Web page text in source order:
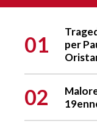
01
per
02